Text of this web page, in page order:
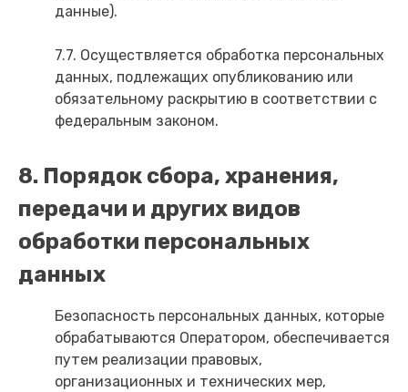
данные).
7.7. Осуществляется обработка персональных
данных, подлежащих опубликованию или
обязательному раскрытию в соответствии с
федеральным законом.
8. Порядок сбора, хранения,
передачи и других видов
обработки персональных
данных
Безопасность персональных данных, которые
обрабатываются Оператором, обеспечивается
путем реализации правовых,
организационных и технических мер,